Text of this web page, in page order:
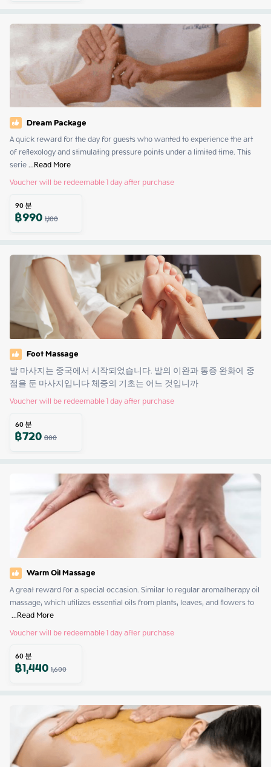
Dream Package
A quick reward for the day for guests who wanted to experience the art
of reflexology and stimulating pressure points under a limited time. This
serie ...Read More
Voucher will be redeemable 1 day after purchase
90분
฿9901,100
Foot Massage
발 마사지는 중국에서 시작되었습니다. 발의 이완과 통증 완화에 중
점을 둔 마사지입니다 체중의 기초는 어느 것입니까
Voucher will be redeemable 1 day after purchase
60분
฿720800
Warm Oil Massage
A great reward for a special occasion. Similar to regular aromatherapy oil
...Read More
Voucher will be redeemable 1 day after purchase
60분
฿1,4401,600